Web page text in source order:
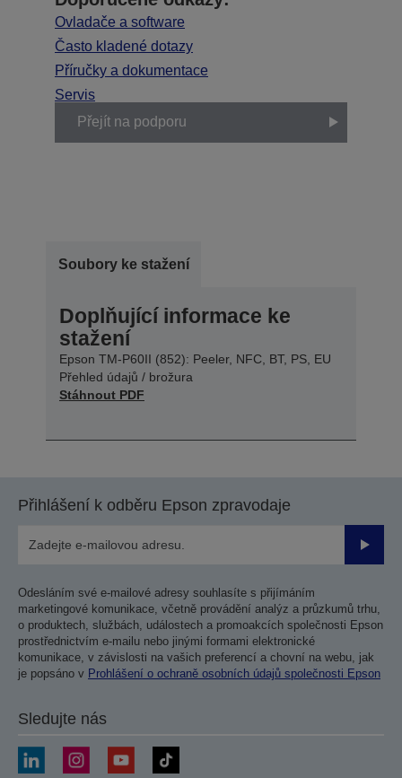
Ovladače a software
Často kladené dotazy
Příručky a dokumentace
Servis
Přejít na podporu
Soubory ke stažení
Doplňující informace ke
stažení
Epson TM-P60II (852): Peeler, NFC, BT, PS, EU
Přehled údajů / brožura
Stáhnout PDF
Přihlášení k odběru Epson zpravodaje
Odesláním své e-mailové adresy souhlasíte s přijímáním
marketingové komunikace, včetně provádění analýz a průzkumů trhu,
o produktech, službách, událostech a promoakcích společnosti Epson
prostřednictvím e-mailu nebo jinými formami elektronické
komunikace, v závislosti na vašich preferencí a chovní na webu, jak
je popsáno v Prohlášení o ochraně osobních údajů společnosti Epson
Sledujte nás